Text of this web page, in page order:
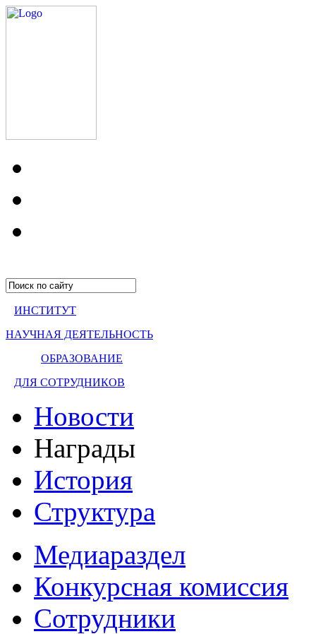
ИНСТИТУТ
НАУЧНАЯ ДЕЯТЕЛЬНОСТЬ
ОБРАЗОВАНИЕ
ДЛЯ СОТРУДНИКОВ
Новости
Награды
История
Структура
Медиараздел
Конкурсная комиссия
Сотрудники